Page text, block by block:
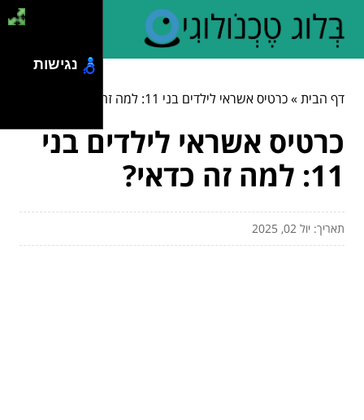
דף הבית»כרטיס אשראי לילדים בני 11: למה זה כדאי?
כרטיס אשראי לילדים בני
11: למה זה כדאי?
תאריך: יול 02, 2025
נגישות